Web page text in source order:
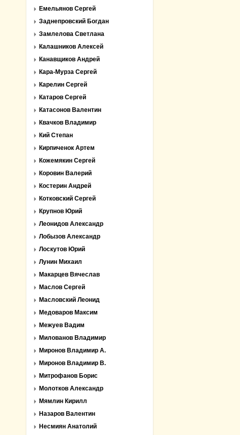
Емельянов Сергей
Заднепровский Богдан
Замлелова Светлана
Калашников Алексей
Канавщиков Андрей
Кара-Мурза Сергей
Карелин Сергей
Катаров Сергей
Катасонов Валентин
Квачков Владимир
Кий Степан
Кирпиченок Артем
Кожемякин Сергей
Коровин Валерий
Костерин Андрей
Котковский Сергей
Крупнов Юрий
Леонидов Александр
Лобызов Александр
Лоскутов Юрий
Лунин Михаил
Макарцев Вячеслав
Маслов Сергей
Масловский Леонид
Медоваров Максим
Межуев Вадим
Милованов Владимир
Миронов Владимир А.
Миронов Владимир В.
Митрофанов Борис
Молотков Александр
Мямлин Кирилл
Назаров Валентин
Несмиян Анатолий